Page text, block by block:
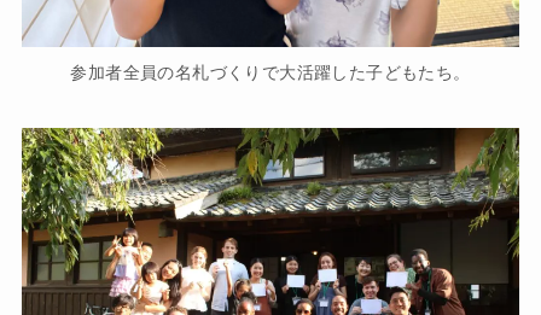
参加者全員の名札づくりで大活躍した子どもたち。